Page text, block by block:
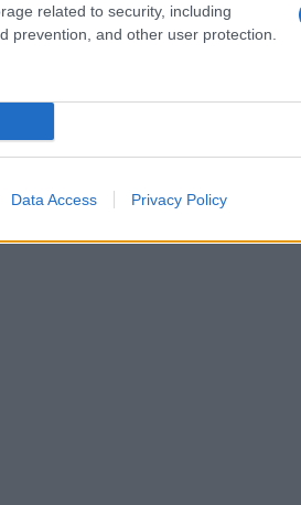
related to security, including
prevention, and other user protection.
Data Access Privacy Policy